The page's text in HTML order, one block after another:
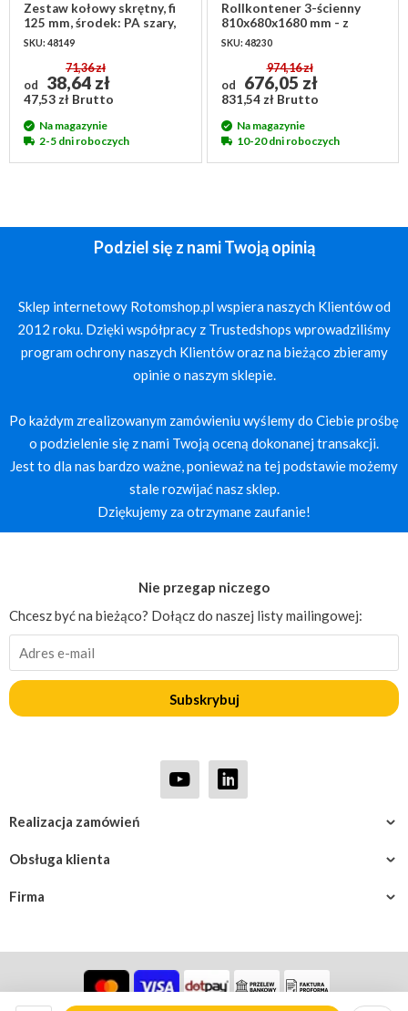
Zestaw kołowy skrętny, fi
125 mm, środek: PA szary,
gumowy bieżnik
SKU: 48149
od
71,36 zł
38,64 zł
47,53 zł Brutto
Na magazynie
2-5 dni roboczych
Rollkontener 3-ścienny
810x680x1680 mm - z
paskiem spinającym
SKU: 48230
od
974,16 zł
676,05 zł
831,54 zł Brutto
Na magazynie
10-20 dni roboczych
Podziel się z nami Twoją opinią
Sklep internetowy Rotomshop.pl wspiera naszych Klientów od
2012 roku. Dzięki współpracy z Trustedshops wprowadziliśmy
program ochrony naszych Klientów oraz na bieżąco zbieramy
opinie o naszym sklepie.
Po każdym zrealizowanym zamówieniu wyślemy do Ciebie prośbę
o podzielenie się z nami Twoją oceną dokonanej transakcji.
Jest to dla nas bardzo ważne, ponieważ na tej podstawie możemy
stale rozwijać nasz sklep.
Dziękujemy za otrzymane zaufanie!
Firma
Obsługa klienta
Realizacja zamówień
Nie przegap niczego
Chcesz być na bieżąco? Dołącz do naszej listy mailingowej:
Subskrybuj